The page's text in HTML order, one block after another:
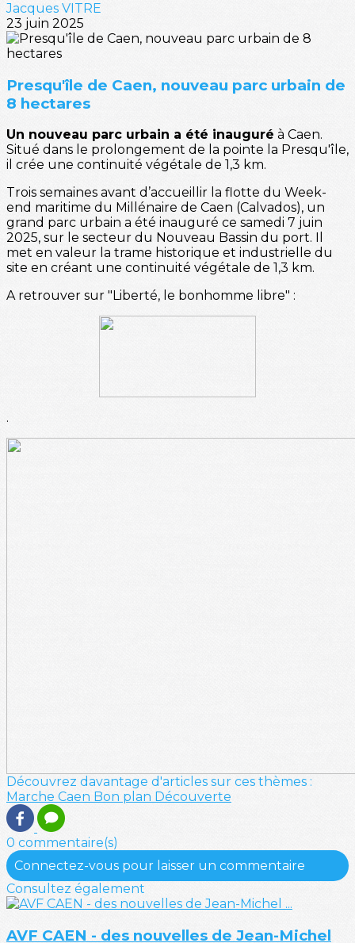
Jacques VITRE
23 juin 2025
Presqu'île de Caen, nouveau parc urbain de
8 hectares
Un nouveau parc urbain a été inauguré à Caen.
Situé dans le prolongement de la pointe la Presqu'île,
il crée une continuité végétale de 1,3 km.
Trois semaines avant d’accueillir la flotte du Week-
end maritime du Millénaire de Caen (Calvados), un
grand parc urbain a été inauguré ce samedi 7 juin
2025, sur le secteur du Nouveau Bassin du port. Il
met en valeur la trame historique et industrielle du
site en créant une continuité végétale de 1,3 km.
A retrouver sur "Liberté, le bonhomme libre" :
.
Découvrez davantage d'articles sur ces thèmes :
Marche Caen Bon plan Découverte
0 commentaire(s)
Connectez-vous pour laisser un commentaire
Consultez également
AVF CAEN - des nouvelles de Jean-Michel